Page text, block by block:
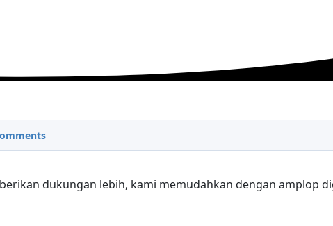
dukungan lebih, kami memudahkan dengan amplop